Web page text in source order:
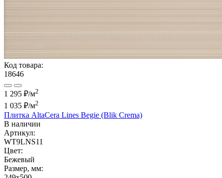
Код товара:
18646
1 295 ₽/м2
1 035 ₽/м2
Плитка AltaCera Lines Begie (Blik Crema)
В наличии
Артикул:
WT9LNS11
Цвет:
Бежевый
Размер, мм: